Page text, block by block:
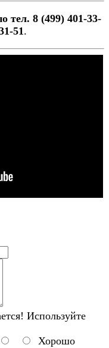
тел. 8 (499) 401-33-
51 .
Используйте
Хорошо